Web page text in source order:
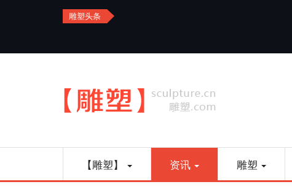
雕塑头条
navigation
【雕塑】 资讯 雕塑